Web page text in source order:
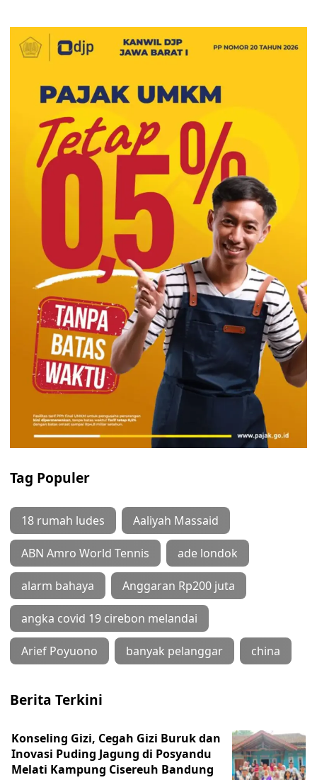
Tag Populer
18 rumah ludes Aaliyah Massaid
ABN Amro World Tennis ade londok
alarm bahaya Anggaran Rp200 juta
angka covid 19 cirebon melandai
Arief Poyuono banyak pelanggar china
Berita Terkini
Konseling Gizi, Cegah Gizi Buruk dan
Inovasi Puding Jagung di Posyandu
Melati Kampung Cisereuh Bandung